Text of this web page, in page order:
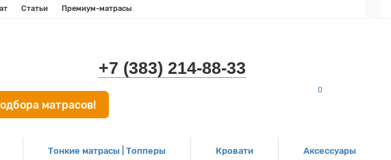
Статьи Премиум-матрасы
+7 (383) 214-88-33
0
матрасов!
Тонкие матрасы | Топперы Кровати Аксессуары